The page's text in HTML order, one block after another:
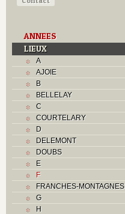
ANNEES
LIEUX
A
AJOIE
B
BELLELAY
C
COURTELARY
D
DELEMONT
DOUBS
E
F
FRANCHES-MONTAGNES
G
H